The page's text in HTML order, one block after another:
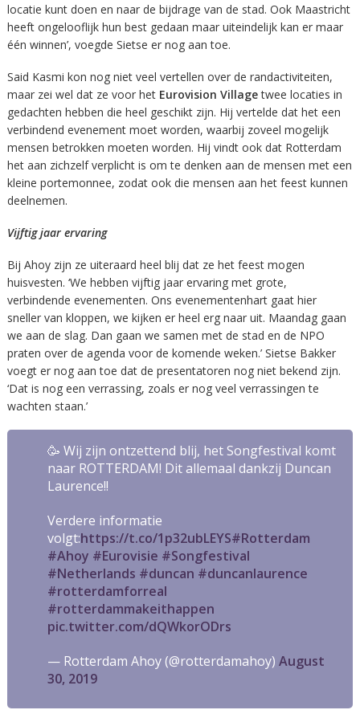
locatie kunt doen en naar de bijdrage van de stad. Ook Maastricht
heeft ongelooflijk hun best gedaan maar uiteindelijk kan er maar
één winnen’, voegde Sietse er nog aan toe.
Said Kasmi kon nog niet veel vertellen over de randactiviteiten,
maar zei wel dat ze voor het Eurovision Villagetwee locaties in
gedachten hebben die heel geschikt zijn. Hij vertelde dat het een
verbindend evenement moet worden, waarbij zoveel mogelijk
mensen betrokken moeten worden. Hij vindt ook dat Rotterdam
het aan zichzelf verplicht is om te denken aan de mensen met een
kleine portemonnee, zodat ook die mensen aan het feest kunnen
deelnemen.
Vijftig jaar ervaring
Bij Ahoy zijn ze uiteraard heel blij dat ze het feest mogen
huisvesten. ‘We hebben vijftig jaar ervaring met grote,
verbindende evenementen. Ons evenementenhart gaat hier
sneller van kloppen, we kijken er heel erg naar uit. Maandag gaan
we aan de slag. Dan gaan we samen met de stad en de NPO
praten over de agenda voor de komende weken.’ Sietse Bakker
voegt er nog aan toe dat de presentatoren nog niet bekend zijn.
‘Dat is nog een verrassing, zoals er nog veel verrassingen te
wachten staan.’
🥳 Wij zijn ontzettend blij, het Songfestival komt
naar ROTTERDAM! Dit allemaal dankzij Duncan
Laurence!!
Verdere informatie
volgt:https://t.co/1p32ubLEYS#Rotterdam
#Ahoy #Eurovisie #Songfestival
#Netherlands #duncan #duncanlaurence
#rotterdamforreal
#rotterdammakeithappen
pic.twitter.com/dQWkorODrs
— Rotterdam Ahoy (@rotterdamahoy) August
30, 2019